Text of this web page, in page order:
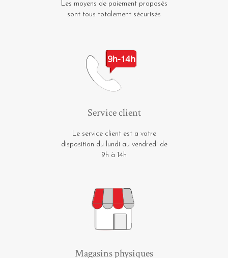
Les moyens de paiement proposés
sont tous totalement sécurisés
Service client
Le service client est a votre
disposition du lundi au vendredi de
9h à 14h
Magasins physiques